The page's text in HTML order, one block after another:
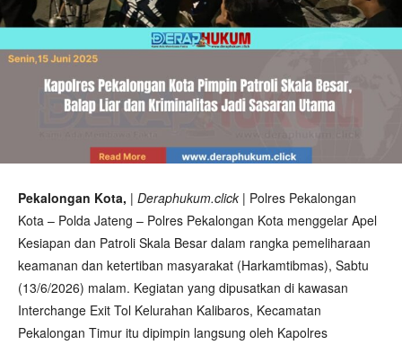
Pekalongan Kota, | Deraphukum.click | Polres Pekalongan
Kota – Polda Jateng – Polres Pekalongan Kota menggelar Apel
Kesiapan dan Patroli Skala Besar dalam rangka pemeliharaan
keamanan dan ketertiban masyarakat (Harkamtibmas), Sabtu
(13/6/2026) malam. Kegiatan yang dipusatkan di kawasan
Interchange Exit Tol Kelurahan Kalibaros, Kecamatan
Pekalongan Timur itu dipimpin langsung oleh Kapolres